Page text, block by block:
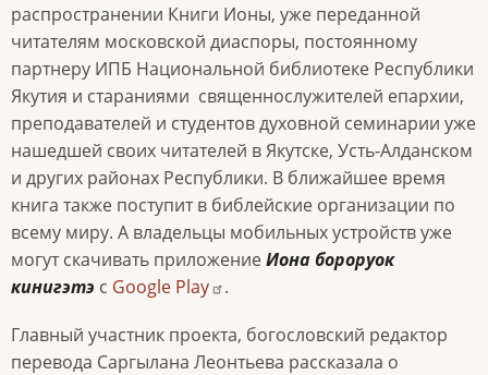
распространении Книги Ионы, уже переданной
читателям московской диаспоры, постоянному
партнеру ИПБ Национальной библиотеке Республики
Якутия и стараниями священнослужителей епархии,
преподавателей и студентов духовной семинарии уже
нашедшей своих читателей в Якутске, Усть-Алданском
и других районах Республики. В ближайшее время
книга также поступит в библейские организации по
всему миру. А владельцы мобильных устройств уже
могут скачивать приложениеИона бороруок
кинигэтэ с Google Play .
Главный участник проекта, богословский редактор
перевода Саргылана Леонтьева рассказала о